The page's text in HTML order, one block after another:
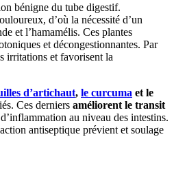
bénigne du tube digestif.
d’où la nécessité d’un
et l’hamamélis. Ces plantes
et décongestionnantes. Par
irritations et favorisent la
d’artichaut, le curcuma et le
Ces derniers améliorent le transit
au niveau des intestins.
antiseptique prévient et soulage